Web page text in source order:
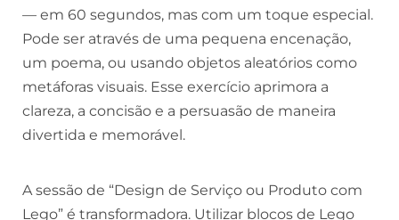
— em 60 segundos, mas com um toque especial.
Pode ser através de uma pequena encenação,
um poema, ou usando objetos aleatórios como
metáforas visuais. Esse exercício aprimora a
clareza, a concisão e a persuasão de maneira
divertida e memorável.
A sessão de “Design de Serviço ou Produto com
Lego” é transformadora. Utilizar blocos de Lego